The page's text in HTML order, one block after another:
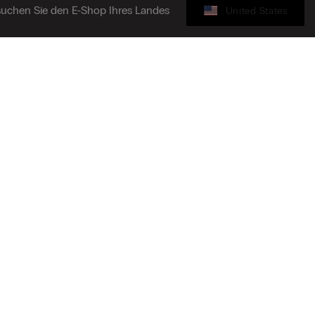
Sie den E-Shop Ihres Landes United States